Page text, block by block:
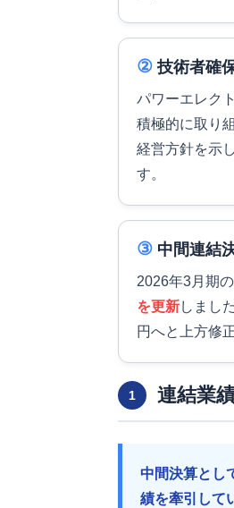
② 技術者確
パワーエレク
積極的に取り
経営方針を示
す。
③ 中間連結
2026年3月期
を更新しまし
円へと上方修
1 連結業
中間決算とし
績を牽引して